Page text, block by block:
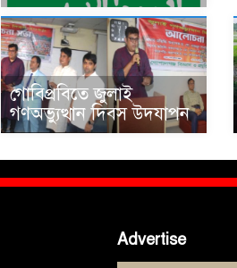
গোবিপ্রবিতে জুলাই
গণঅভ্যুত্থান দিবস উদযাপন
Advertise